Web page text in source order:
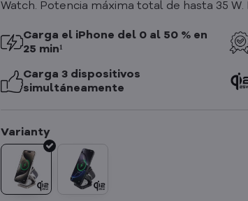
Watch. Potencia máxima total de hasta 35 W.
Carga el iPhone del 0 al 50 % en
25 min¹
Carga 3 dispositivos
simultáneamente